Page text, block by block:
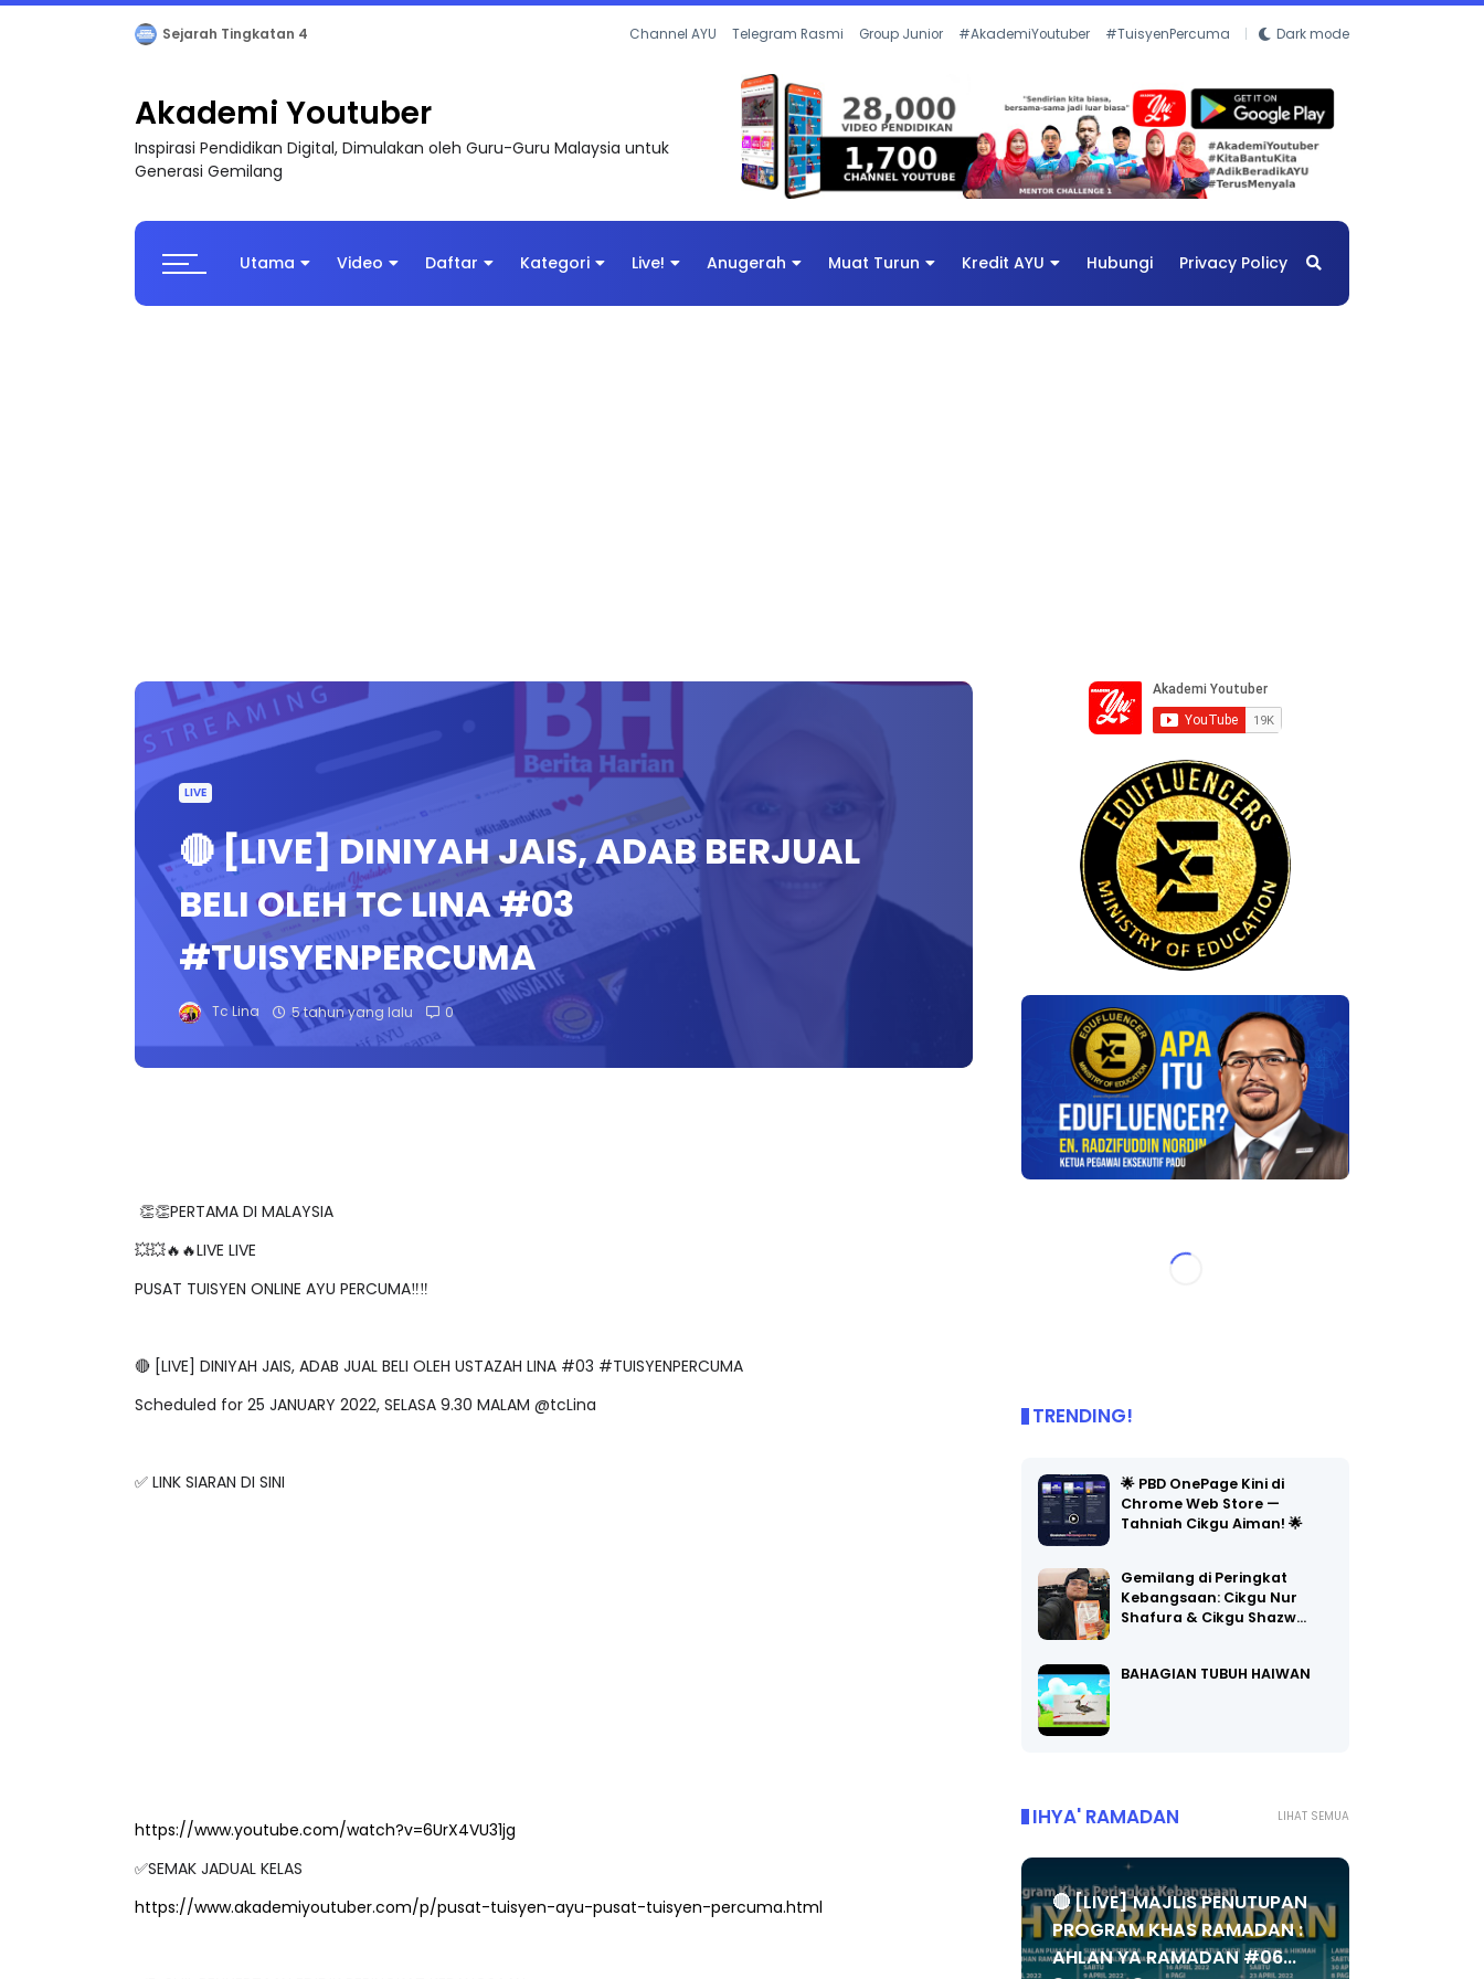
Sejarah Tingkatan 4 Channel AYU Telegram Rasmi Group Junior #AkademiYoutuber #TuisyenPercuma Dark mode
Akademi Youtuber
Inspirasi Pendidikan Digital, Dimulakan oleh Guru-Guru Malaysia untuk
Generasi Gemilang
Utama Video Daftar Kategori Live! Anugerah Muat Turun Kredit AYU Hubungi Privacy Policy
LIVE
🔴 [LIVE] DINIYAH JAIS, ADAB BERJUAL
BELI OLEH TC LINA #03
#TUISYENPERCUMA
Tc Lina 5 tahun yang lalu 0
👏👏PERTAMA DI MALAYSIA
💥💥🔥🔥LIVE LIVE
PUSAT TUISYEN ONLINE AYU PERCUMA‼️‼️
🔴 [LIVE] DINIYAH JAIS, ADAB JUAL BELI OLEH USTAZAH LINA #03 #TUISYENPERCUMA
Scheduled for 25 JANUARY 2022, SELASA 9.30 MALAM @tcLina
✅ LINK SIARAN DI SINI
https://www.youtube.com/watch?v=6UrX4VU31jg
✅SEMAK JADUAL KELAS
https://www.akademiyoutuber.com/p/pusat-tuisyen-ayu-pusat-tuisyen-percuma.html
TRENDING!
🌟 PBD OnePage Kini di
Chrome Web Store —
Tahniah Cikgu Aiman! 🌟
Gemilang di Peringkat
Kebangsaan: Cikgu Nur
Shafura & Cikgu Shazw…
BAHAGIAN TUBUH HAIWAN
LIHAT SEMUA
IHYA' RAMADAN
🔴 [LIVE] MAJLIS PENUTUPAN
PROGRAM KHAS RAMADAN :
AHLAN YA RAMADAN #06...